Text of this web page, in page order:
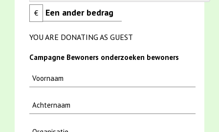
€
YOU ARE DONATING AS GUEST
Campagne Bewoners onderzoeken bewoners